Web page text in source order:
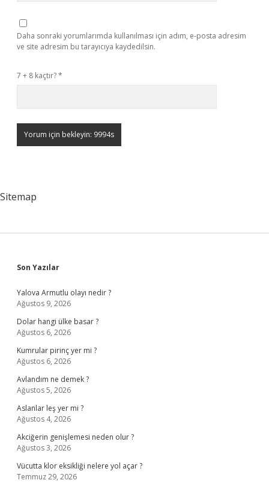
Daha sonraki yorumlarımda kullanılması için adım, e-posta adresim
ve site adresim bu tarayıcıya kaydedilsin.
7 + 8 kaçtır?*
Sitemap
Sidebar
Son Yazılar
Yalova Armutlu olayı nedir ?
Ağustos 9, 2026
Dolar hangi ülke basar ?
Ağustos 6, 2026
Kumrular pirinç yer mi ?
Ağustos 6, 2026
Avlandım ne demek ?
Ağustos 5, 2026
Aslanlar leş yer mi ?
Ağustos 4, 2026
Akciğerin genişlemesi neden olur ?
Ağustos 3, 2026
Vücutta klor eksikliği nelere yol açar ?
Temmuz 29, 2026